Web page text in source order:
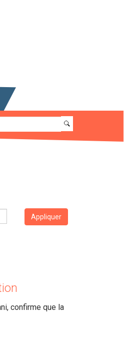
Recherche
Appliquer
confirme que la